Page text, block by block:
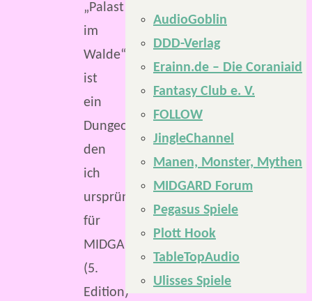
„Palast
im
Walde“
ist
ein
Dungeon,
den
ich
ursprünglich
für
MIDGARD
(5.
Edition)
AudioGoblin
DDD-Verlag
Erainn.de – Die Coraniaid
Fantasy Club e. V.
FOLLOW
JingleChannel
Manen, Monster, Mythen
MIDGARD Forum
Pegasus Spiele
Plott Hook
TableTopAudio
Ulisses Spiele